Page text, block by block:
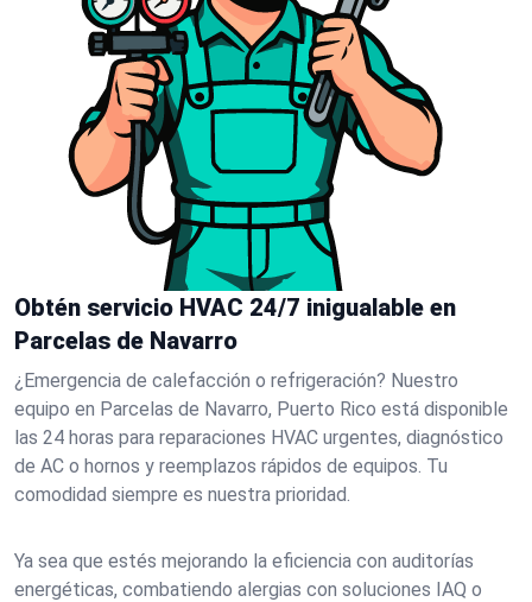
Obtén servicio HVAC 24/7 inigualable en
Parcelas de Navarro
¿Emergencia de calefacción o refrigeración? Nuestro
equipo en Parcelas de Navarro, Puerto Rico está disponible
las 24 horas para reparaciones HVAC urgentes, diagnóstico
de AC o hornos y reemplazos rápidos de equipos. Tu
comodidad siempre es nuestra prioridad.
Ya sea que estés mejorando la eficiencia con auditorías
energéticas, combatiendo alergias con soluciones IAQ o